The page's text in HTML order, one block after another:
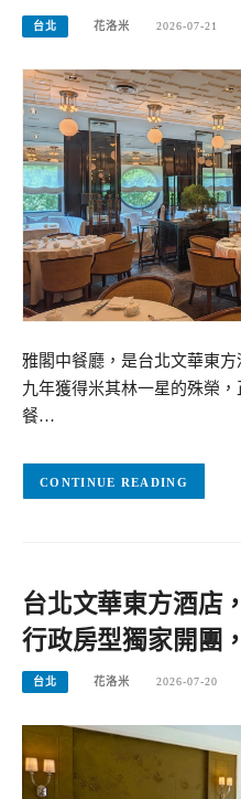
台北 花洛米 2026-07-21
雅閣中餐廳，是台北文華東
九年獲得米其林一星的殊榮
餐…
CONTINUE READING
台北文華東方酒店
行政房型獨家開團
台北 花洛米 2026-07-20